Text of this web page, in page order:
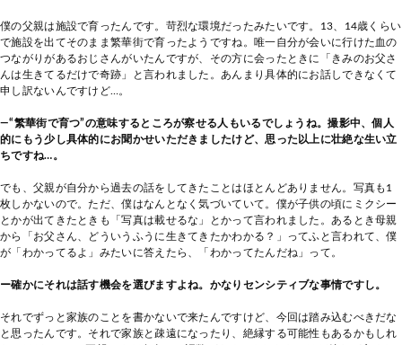
僕の父親は施設で育ったんです。苛烈な環境だったみたいです。13、14歳くらい
で施設を出てそのまま繁華街で育ったようですね。唯一自分が会いに行けた血の
つながりがあるおじさんがいたんですが、その方に会ったときに「きみのお父さ
んは生きてるだけで奇跡」と言われました。あんまり具体的にお話しできなくて
申し訳ないんですけど…。
―“繁華街で育つ”の意味するところが察せる人もいるでしょうね。撮影中、個人
的にもう少し具体的にお聞かせいただきましたけど、思った以上に壮絶な生い立
ちですね…。
でも、父親が自分から過去の話をしてきたことはほとんどありません。写真も1
枚しかないので。ただ、僕はなんとなく気づいていて。僕が子供の頃にミクシー
とかが出てきたときも「写真は載せるな」とかって言われました。あるとき母親
から「お父さん、どういうふうに生きてきたかわかる？」ってふと言われて、僕
が「わかってるよ」みたいに答えたら、「わかってたんだね」って。
ー確かにそれは話す機会を選びますよね。かなりセンシティブな事情ですし。
それでずっと家族のことを書かないで来たんですけど、今回は踏み込むべきだな
と思ったんです。それで家族と疎遠になったり、絶縁する可能性もあるかもしれ